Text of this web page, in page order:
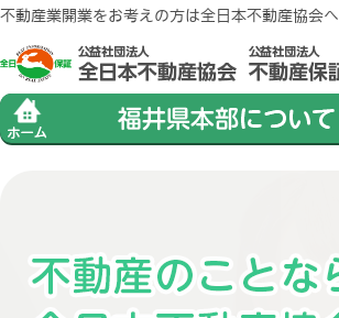
不動産業開業をお考えの方は全日本不動産協会へ